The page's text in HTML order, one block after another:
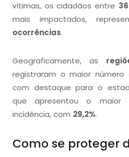
vítimas, os cidadãos entre
mais impactados,
ocorrências.
Geograficamente, as
registraram o maior número
com destaque para o
que apresentou o maior
incidência, com 29,2%.
Como se proteger